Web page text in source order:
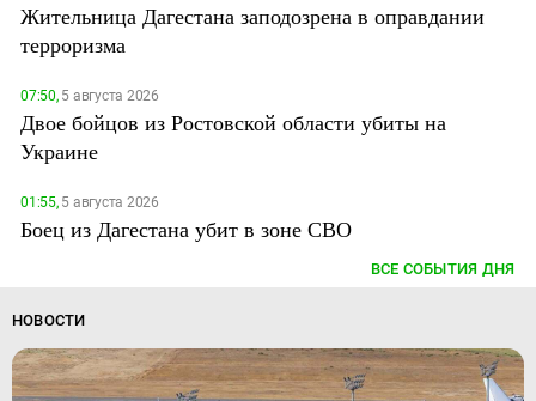
Жительница Дагестана заподозрена в оправдании
терроризма
07:50,5 августа 2026
Двое бойцов из Ростовской области убиты на
Украине
01:55,5 августа 2026
Боец из Дагестана убит в зоне СВО
ВСЕ СОБЫТИЯ ДНЯ
НОВОСТИ